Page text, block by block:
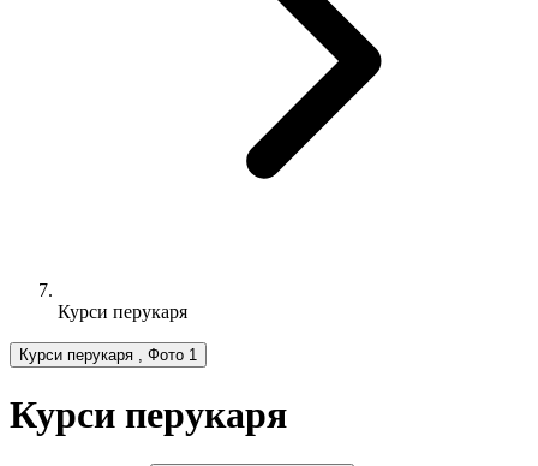
Курси перукаря
Курси перукаря , Фото 1
Курси перукаря